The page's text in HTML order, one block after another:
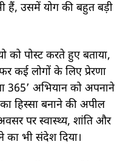
हैं, उसमें योग की बहुत बड़ी
को पोस्ट करते हुए बताया,
कई लोगों के लिए प्रेरणा
365’ अभियान को अपनाने
हिस्सा बनाने की अपील
पर स्वास्थ्य, शांति और
भी संदेश दिया।